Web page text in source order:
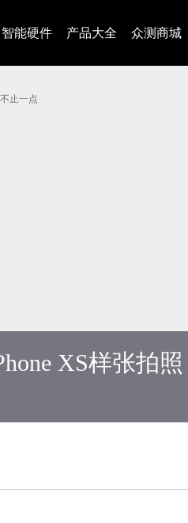
智能硬件 产品大全 众测商城
XS样张拍